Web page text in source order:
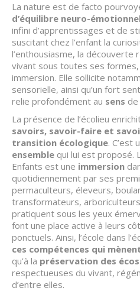
La nature est de facto
d’équilibre neuro-
infini d’apprentissages et de
suscitant chez l’enfant la
l’enthousiasme, la découverte
vivant sous toutes ses
immersion. Elle sollicite
sensorielle, ainsi qu’un fort
relie profondément au sens
La présence de l’écolieu
savoirs, savoir-faire et
transition écologique. C’est
ensemble qui lui est proposé.
Enfants est une immersion
quotidiennement par ses
permaculteurs, éleveurs,
transformateurs,
pratiquent sous les yeux
font une place active à leurs
ponctuels. Ainsi, l’école dans
ces compétences qui
qu’à la préservation des
respectueuses du vivant,
d’entre elles.